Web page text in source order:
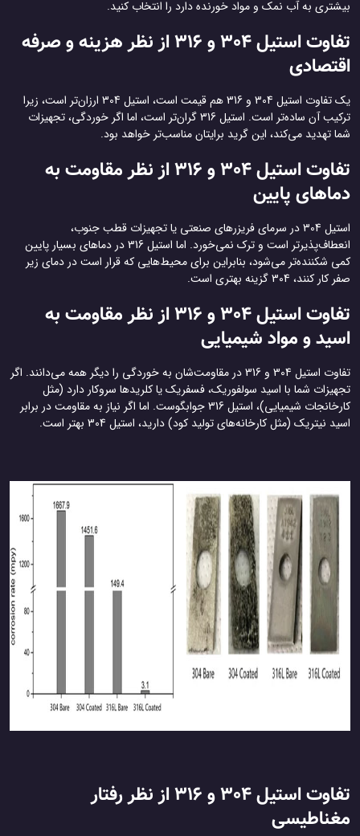
بیشتری به آب نمک و مواد خورنده دارد را انتخاب کنید.
تفاوت استیل 304 و 316 از نظر هزینه و صرفه
اقتصادی
یک تفاوت استیل 304 و 316 هم قیمت است، استیل 304 ارزان‌تر است، زیرا
ترکیب آن ساده‌تر است. استیل 316 گران‌تر است، اما اگر خوردگی، تجهیزات
شما تهدید می‌کند، این گرید برایتان مناسب‌تر خواهد بود.
تفاوت استیل 304 و 316 از نظر مقاومت به
دماهای پایین
استیل 304 در سرمای فریزرهای صنعتی یا تجهیزات قطب جنوب،
انعطاف‌پذیرتر است و ترک نمی‌خورد. اما استیل 316 در دماهای بسیار پایین
کمی شکننده‌تر می‌شود، بنابراین برای محیط‌هایی که قرار است در دمای زیر
صفر کار کنند، 304 گزینه بهتری است.
تفاوت استیل 304 و 316 از نظر مقاومت به
اسید و مواد شیمیایی
تفاوت استیل 304 و 316 در مقاومت‌شان به خوردگی را دیگر همه می‌دانند. اگر
تجهیزات شما با اسید سولفوریک، فسفریک یا کلریدها سروکار دارد (مثل
کارخانجات شیمیایی)، استیل 316 جوابگوست. اما اگر نیاز به مقاومت در برابر
اسید نیتریک (مثل کارخانه‌های تولید کود) دارید، استیل 304 بهتر است.
تفاوت استیل 304 و 316 از نظر رفتار
مغناطیسی